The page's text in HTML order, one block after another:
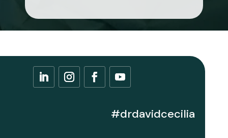
#drdavidcecilia